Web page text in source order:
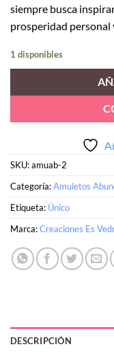
siempre busca
prosperidad personal
1 disponibles
SKU:amuab-2
Categoría:Amuletos
Etiqueta: Único
Marca:Creaciones Es
DESCRIPCIÓN